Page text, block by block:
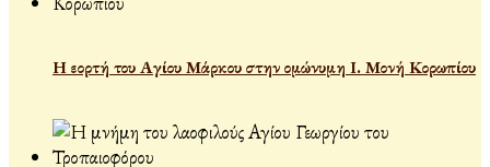
Η εορτή του Αγίου Μάρκου στην ομώνυμη Ι. Μονή Κορωπίου